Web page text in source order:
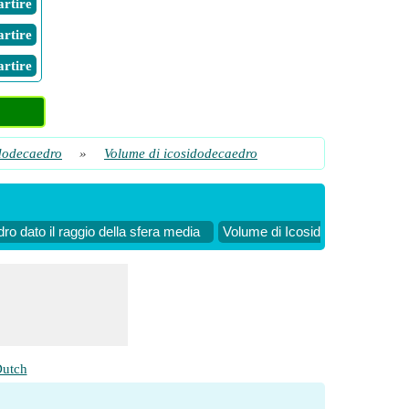
» Volume di icosidodecaedro
dato il raggio della sfera media Volume di Icosidodecaedro